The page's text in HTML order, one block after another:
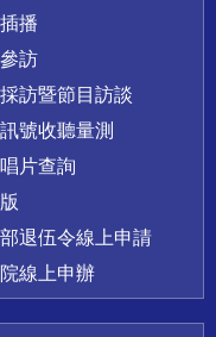
播
訪
訪暨節目訪談
號收聽量測
片查詢
退伍令線上申請
線上申辦